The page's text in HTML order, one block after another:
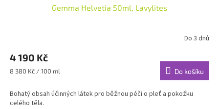
Gemma Helvetia 50ml, Lavylites
Do 3 dnů
4 190 Kč
Měrná
8 380 Kč / 100 ml Do košíku
Bohatý obsah účinných látek pro běžnou péči o pleť a pokožku
celého těla.